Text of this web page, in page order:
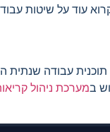
עוד על שיטות
עבודה שנתית
במערכת ניהול